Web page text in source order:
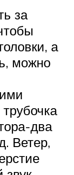
за
а
можно
два
Ветер,